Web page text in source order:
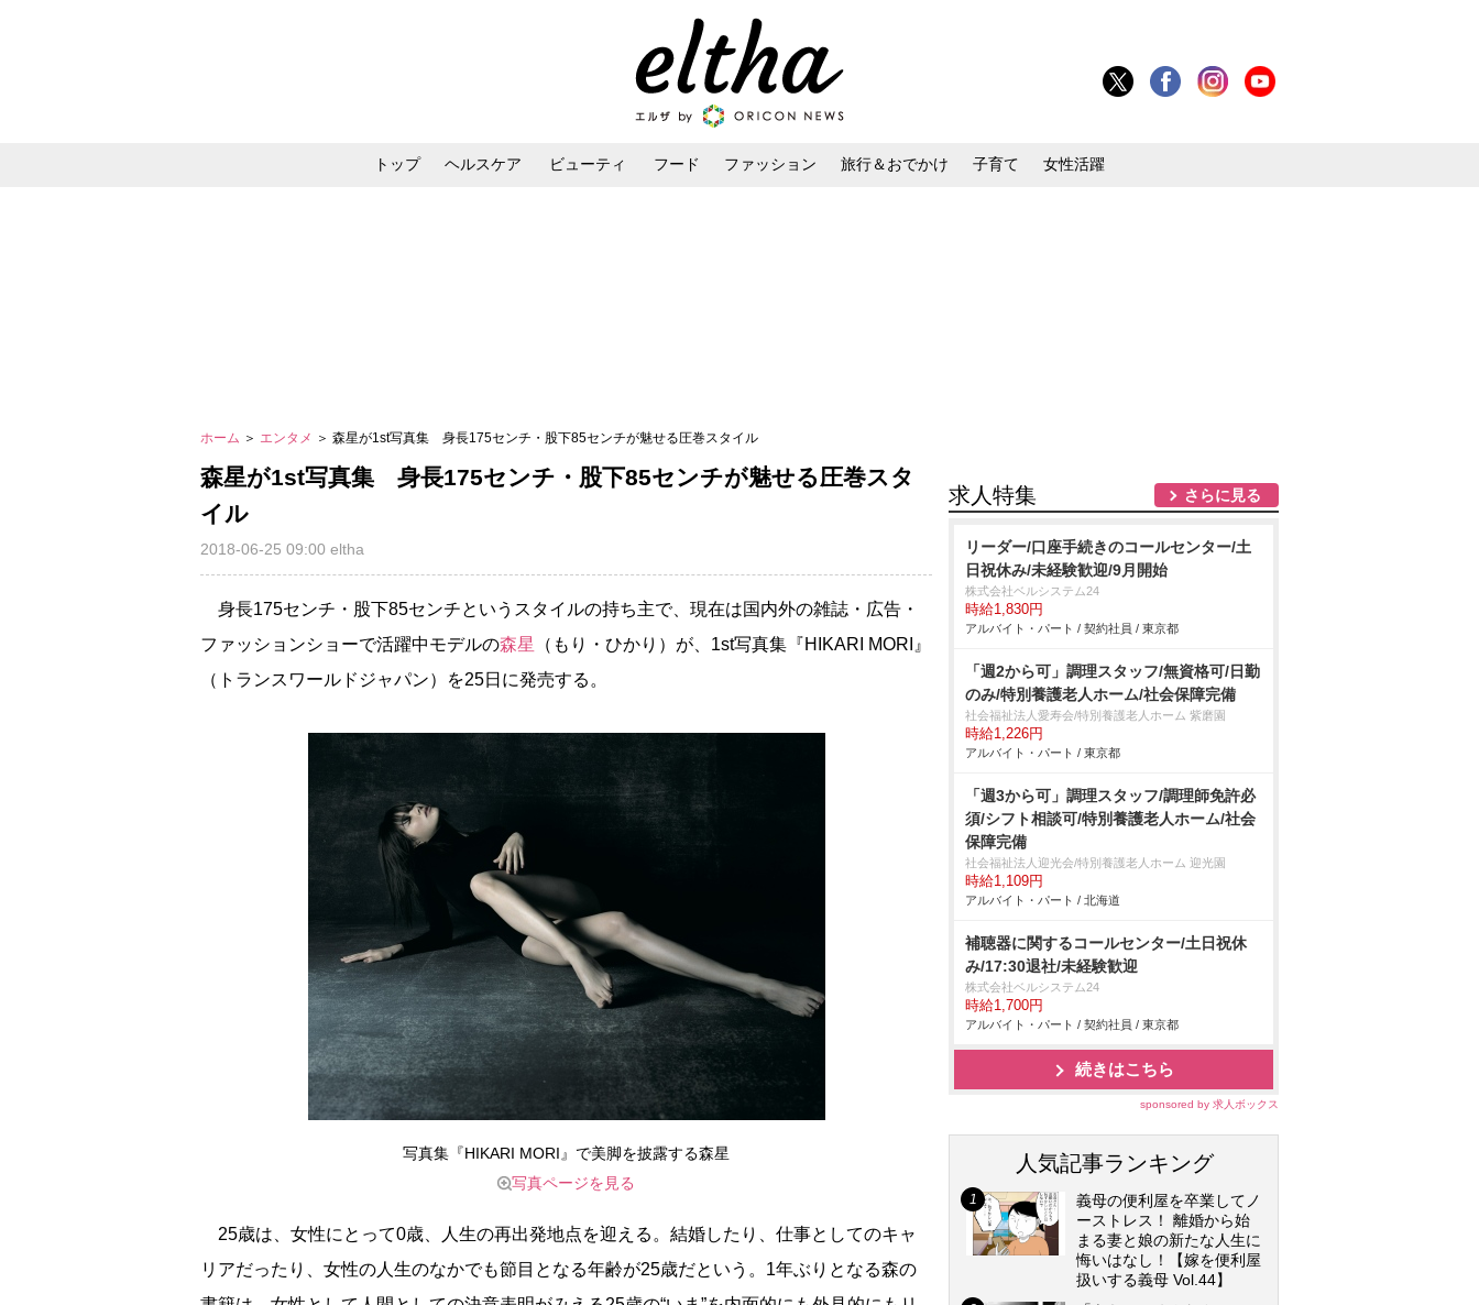
トップ ヘルスケア ビューティ フード ファッション 旅行＆おでかけ 子育て 女性活躍
ホーム ＞ エンタメ ＞ 森星が1st写真集 身長175センチ・股下85センチが魅せる圧巻スタイル
森星が1st写真集 身長175センチ・股下85センチが魅せる圧巻スタ
イル
2018-06-25 09:00 eltha
身長175センチ・股下85センチというスタイルの持ち主で、現在は国内外の雑誌・広告・
ファッションショーで活躍中モデルの森星
（もり・ひかり）が、1st写真集『HIKARI MORI』
（トランスワールドジャパン）を25日に発売する。
写真集『HIKARI MORI』で美脚を披露する森星
写真ページを見る
25歳は、女性にとって0歳、人生の再出発地点を迎える。結婚したり、仕事としてのキャ
リアだったり、女性の人生のなかでも節目となる年齢が25歳だという。1年ぶりとなる森の
求人特集 さらに見る
リーダー/口座手続きのコールセンター/土
日祝休み/未経験歓迎/9月開始
株式会社ベルシステム24
時給1,830円
アルバイト・パート / 契約社員 / 東京都
「週2から可」調理スタッフ/無資格可/日勤
のみ/特別養護老人ホーム/社会保障完備
社会福祉法人愛寿会/特別養護老人ホーム 紫磨園
時給1,226円
アルバイト・パート / 東京都
「週3から可」調理スタッフ/調理師免許必
須/シフト相談可/特別養護老人ホーム/社会
保障完備
社会福祉法人迎光会/特別養護老人ホーム 迎光園
時給1,109円
アルバイト・パート / 北海道
補聴器に関するコールセンター/土日祝休
み/17:30退社/未経験歓迎
株式会社ベルシステム24
時給1,700円
アルバイト・パート / 契約社員 / 東京都
続きはこちら
sponsored by 求人ボックス
人気記事ランキング
義母の便利屋を卒業してノ
ーストレス！ 離婚から始
まる妻と娘の新たな人生に
悔いはなし！【嫁を便利屋
扱いする義母 Vol.44】